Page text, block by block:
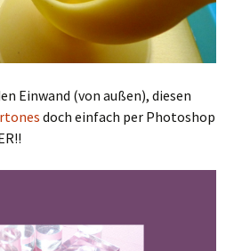
Einwand (von außen), diesen
doch einfach per Photoshop